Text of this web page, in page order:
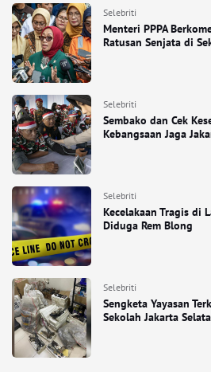
Selebriti
Menteri PPPA
Ratusan Senjata di
Selebriti
Sembako dan Cek
Kebangsaan Jaga
Selebriti
Kecelakaan Tragis di
Diduga Rem Blong
Selebriti
Sengketa Yayasan
Sekolah Jakarta